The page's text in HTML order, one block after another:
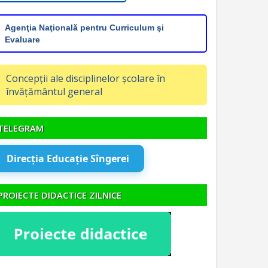
Agenţia Naţională pentru Curriculum şi
Evaluare
Concepții ale disciplinelor școlare în
învățământul general
Direcția Educație Sîngerei
DIDACTICE ZILNICE